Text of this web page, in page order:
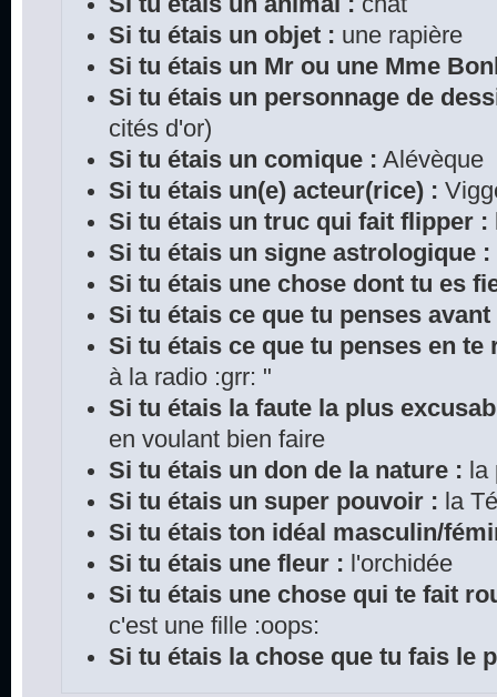
Si tu étais un objet : une rapière
Si tu étais un Mr ou une Mme
Si tu étais un personnage de
cités d'or)
Si tu étais un comique : Alévèque
Si tu étais un(e) acteur(rice) :
Si tu étais un truc qui fait flipper :
Si tu étais un signe astrologique :
Si tu étais une chose dont tu es
Si tu étais ce que tu penses
Si tu étais ce que tu penses en te
à la radio :grr: "
Si tu étais la faute la plus
en voulant bien faire
Si tu étais un don de la nature :
Si tu étais un super pouvoir : la
Si tu étais ton idéal masculin/
Si tu étais une fleur : l'orchidée
Si tu étais une chose qui te fait
c'est une fille :oops:
Si tu étais la chose que tu fais le